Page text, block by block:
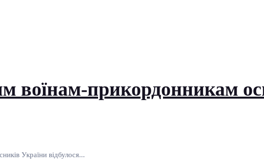
воїнам-прикордонникам
України відбулося...